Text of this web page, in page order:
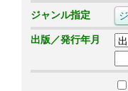
ジャンル指定
出版／発行年月